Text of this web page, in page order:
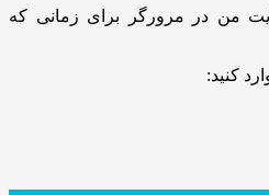
من در مرورگر برای زمانی که
کنید: